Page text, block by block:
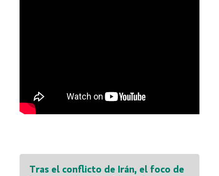
Tras el conflicto de Irán, el foco de